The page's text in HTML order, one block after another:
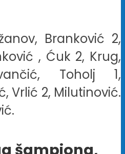
Branković 2,
, Ćuk 2, Krug,
Toholj 1,
Vrlić 2, Milutinović.
šampiona,